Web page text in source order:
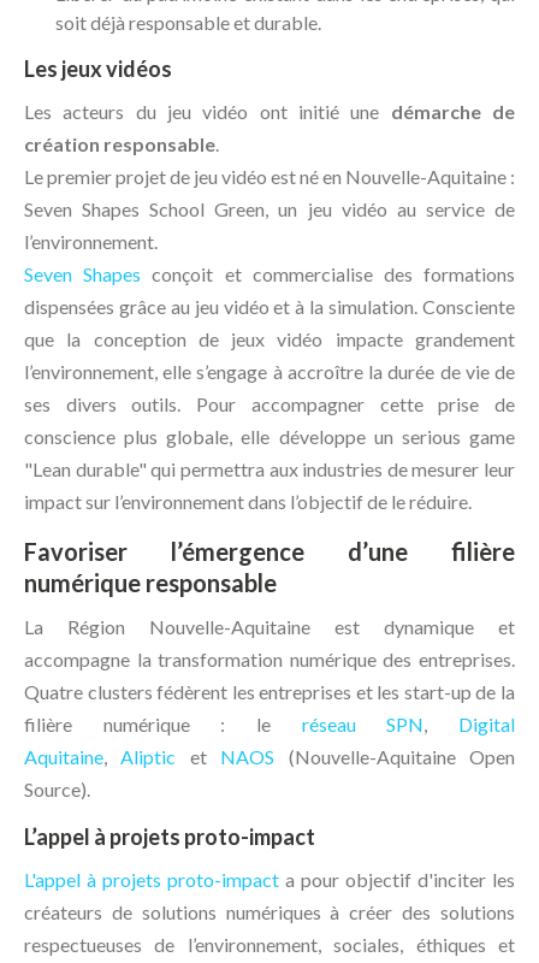
soit déjà responsable et durable.
Les jeux vidéos
Les acteurs du jeu vidéo ont initié une démarche de
création responsable
Le premier projet de jeu vidéo est né en Nouvelle-Aquitaine :
Seven Shapes School Green, un jeu vidéo au service de
l’environnement.
Seven Shapes conçoit et commercialise des formations
dispensées grâce au jeu vidéo et à la simulation. Consciente
que la conception de jeux vidéo impacte grandement
l’environnement, elle s’engage à accroître la durée de vie de
ses divers outils. Pour accompagner cette prise de
conscience plus globale, elle développe un serious game
"Lean durable" qui permettra aux industries de mesurer leur
impact sur l’environnement dans l’objectif de le réduire.
Favoriser l’émergence d’une filière
numérique responsable
La Région Nouvelle-Aquitaine est dynamique et
accompagne la transformation numérique des entreprises.
Quatre clusters fédèrent les entreprises et les start-up de la
filière numérique : le réseau SPN
Digital
Aquitaine
Aliptic et NAOS (Nouvelle-Aquitaine Open
Source).
L’appel à projets proto-impact
L'appel à projets proto-impact a pour objectif d'inciter les
créateurs de solutions numériques à créer des solutions
respectueuses de l’environnement, sociales, éthiques et